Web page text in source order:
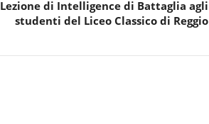
Lezione di Intelligence di Battaglia agli
studenti del Liceo Classico di Reggio